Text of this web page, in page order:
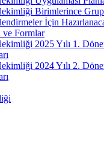
Birimlerince
İçin
ve Formlar
2025 Yılı 1.
2024 Yılı 2.